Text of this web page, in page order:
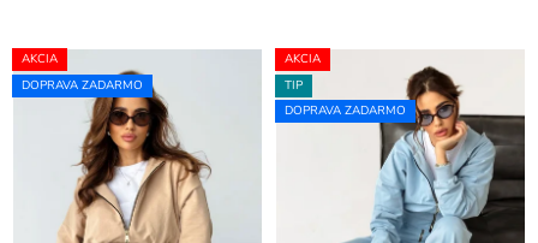
AKCIA
DOPRAVA ZADARMO
AKCIA
TIP
DOPRAVA ZADARMO